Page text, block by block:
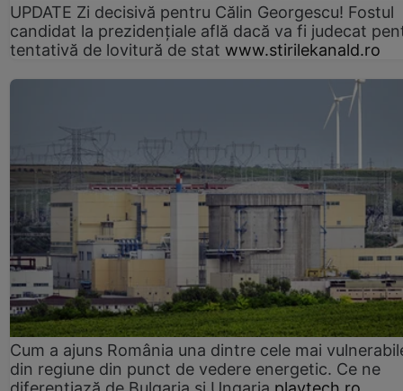
UPDATE Zi decisivă pentru Călin Georgescu! Fostul
candidat la prezidențiale află dacă va fi judecat
tentativă de lovitură de stat www.stirilekanald.ro
Cum a ajuns România una dintre cele mai
din regiune din punct de vedere energetic. Ce ne